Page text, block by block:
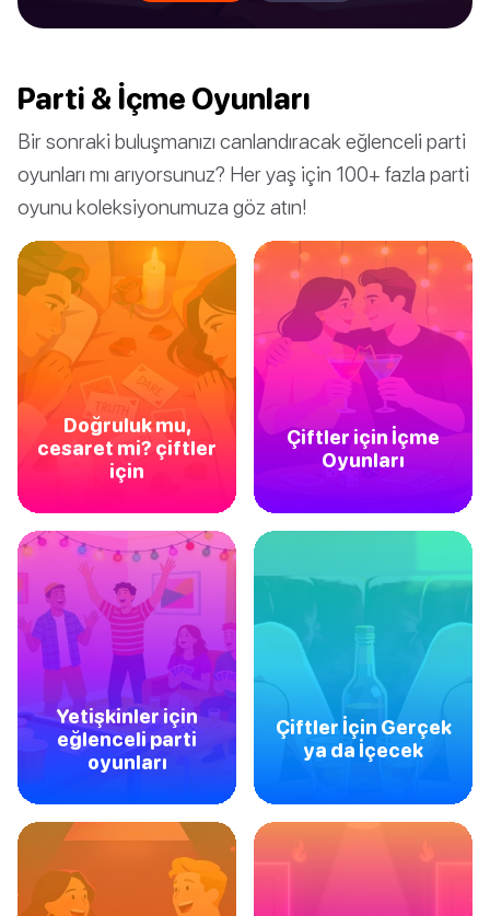
Parti & İçme Oyunları
Bir sonraki buluşmanızı canlandıracak eğlenceli parti
oyunları mı arıyorsunuz? Her yaş için 100+ fazla parti
oyunu koleksiyonumuza göz atın!
Doğruluk mu,
cesaret mi? çiftler
için
Çiftler için İçme
Oyunları
Yetişkinler için
eğlenceli parti
oyunları
Çiftler İçin Gerçek
ya da İçecek